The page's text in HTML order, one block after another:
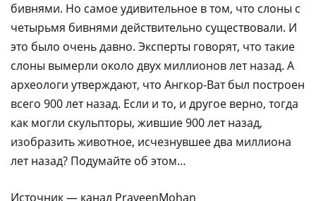
бивнями. Но самое удивительное в том, что слоны с
четырьмя бивнями действительно существовали. И
это было очень давно. Эксперты говорят, что такие
слоны вымерли около двух миллионов лет назад. А
археологи утверждают, что Ангкор-Ват был построен
всего 900 лет назад. Если и то, и другое верно, тогда
как могли скульпторы, жившие 900 лет назад,
изобразить животное, исчезнувшее два миллиона
лет назад? Подумайте об этом…
Источник — канал PraveenMohan